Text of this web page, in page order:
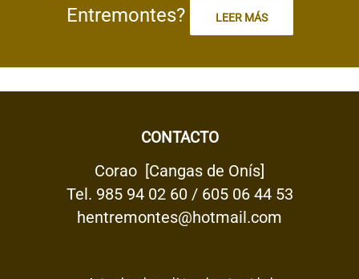
Entremontes?
LEER MÁS
CONTACTO
Corao [Cangas de Onís]
Tel. 985 94 02 60/ 605 06 44 53
hentremontes@hotmail.com